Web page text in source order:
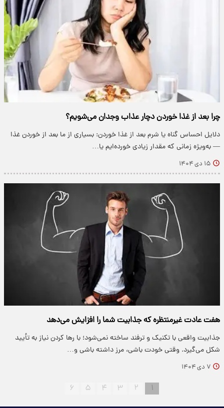
چرا بعد از غذا خوردن دچار عذاب وجدان می‌شویم؟
دلایل احساس گناه یا شرم بعد از غذا خوردن: بسیاری از ما بعد از خوردن غذا
— به‌ویژه زمانی که مقدار زیادی خورده‌ایم یا…
۱۵ دی ۱۴۰۴
هفت عادت غیرمنتظره که جذابیت شما را افزایش می‌دهد
جذابیت واقعی با تکنیک و ترفند ساخته نمی‌شود؛ با رها کردن نیاز به تأیید
شکل می‌گیرد. وقتی خودت باشی، مرز داشته باشی و…
۷ دی ۱۴۰۴
۱ ۲ ۳ ۴ ۵ ۶